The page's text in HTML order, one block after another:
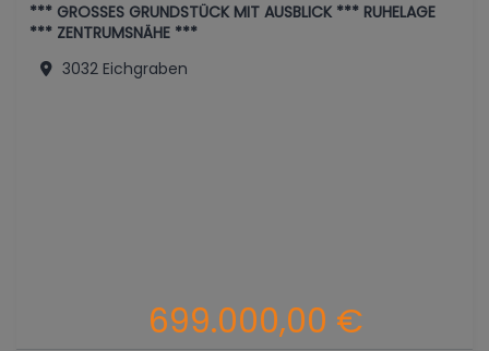
*** GROSSES GRUNDSTÜCK MIT AUSBLICK *** RUHELAGE
*** ZENTRUMSNÄHE ***
3032 Eichgraben
699.000,00 €